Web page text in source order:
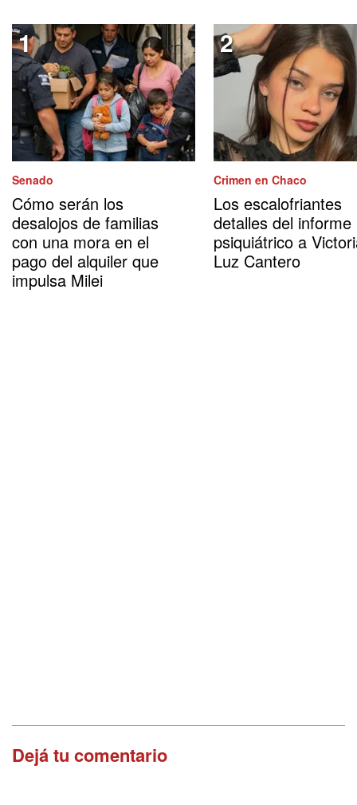
Senado
Cómo serán los
desalojos de familias
con una mora en el
pago del alquiler que
impulsa Milei
Crimen en Chaco
Los escalofriantes
detalles del informe
psiquiátrico a
Luz Cantero
Dejá tu comentario